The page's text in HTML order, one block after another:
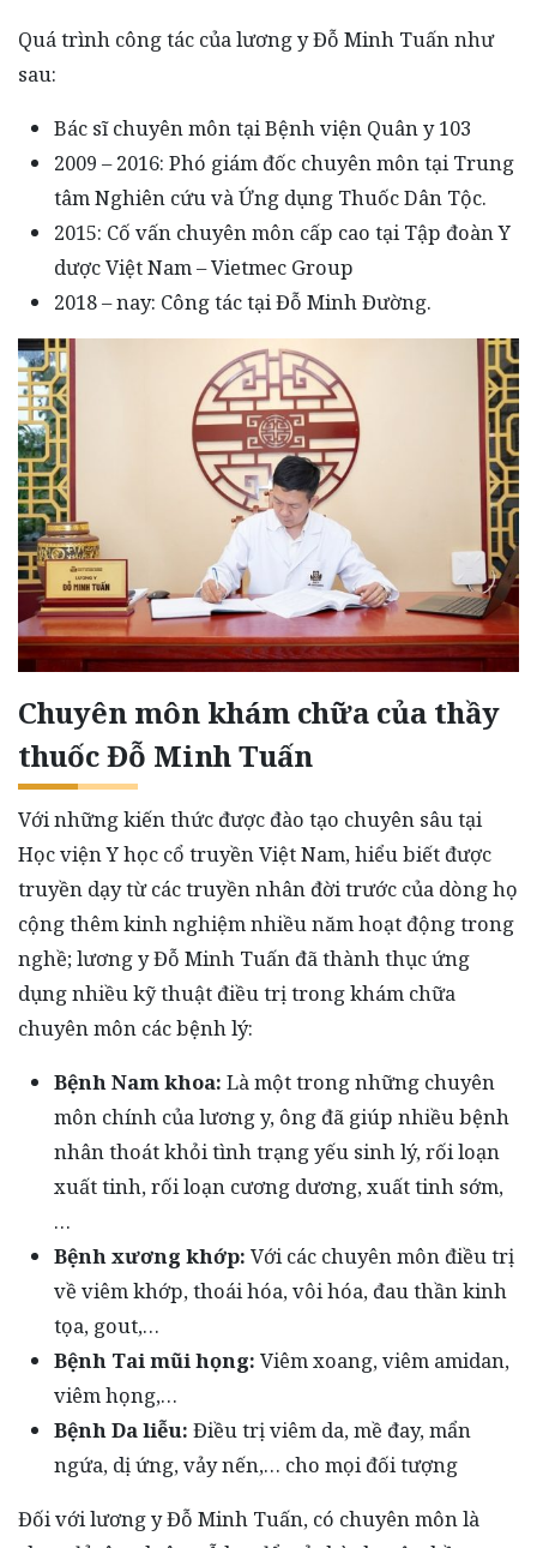
Quá trình công tác của lương y Đỗ Minh Tuấn như
sau:
Bác sĩ chuyên môn tại Bệnh viện Quân y 103
2009 – 2016: Phó giám đốc chuyên môn tại Trung
tâm Nghiên cứu và Ứng dụng Thuốc Dân Tộc.
2015: Cố vấn chuyên môn cấp cao tại Tập đoàn Y
dược Việt Nam – Vietmec Group
2018 – nay: Công tác tại Đỗ Minh Đường.
Chuyên môn khám chữa của thầy
thuốc Đỗ Minh Tuấn
Với những kiến thức được đào tạo chuyên sâu tại
Học viện Y học cổ truyền Việt Nam, hiểu biết được
truyền dạy từ các truyền nhân đời trước của dòng họ
cộng thêm kinh nghiệm nhiều năm hoạt động trong
nghề; lương y Đỗ Minh Tuấn đã thành thục ứng
dụng nhiều kỹ thuật điều trị trong khám chữa
chuyên môn các bệnh lý:
Bệnh Nam khoa: Là một trong những chuyên
môn chính của lương y, ông đã giúp nhiều bệnh
nhân thoát khỏi tình trạng yếu sinh lý, rối loạn
xuất tinh, rối loạn cương dương, xuất tinh sớm,
…
Bệnh xương khớp: Với các chuyên môn điều trị
về viêm khớp, thoái hóa, vôi hóa, đau thần kinh
tọa, gout,…
Bệnh Tai mũi họng: Viêm xoang, viêm amidan,
viêm họng,…
Bệnh Da liễu: Điều trị viêm da, mề đay, mẩn
ngứa, dị ứng, vảy nến,… cho mọi đối tượng
Đối với lương y Đỗ Minh Tuấn, có chuyên môn là